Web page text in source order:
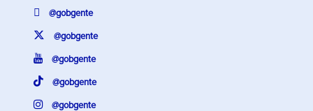
@gobgente
@gobgente
@gobgente
@gobgente
@gobgente